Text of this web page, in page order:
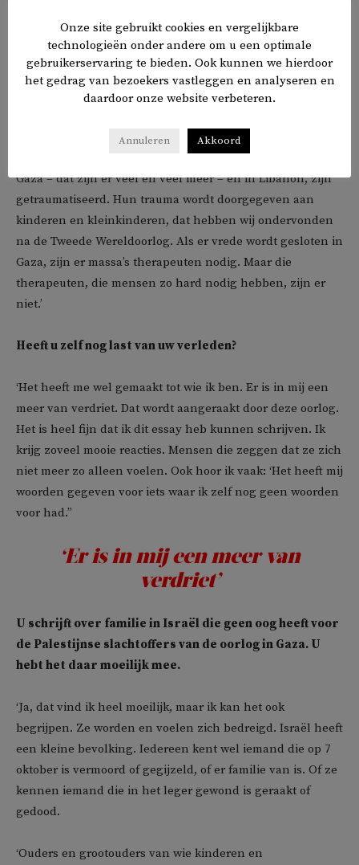
In uw essay staat u stil bij de gevolgen van de oorlog
‘Dat is wat me ook zo bedrukt. Slachtoffers in Israël en in
Gaza – dat zijn er veel en veel meer – en in Libanon, zijn
getraumatiseerd. Hun trauma wordt doorgegeven aan
kinderen en kleinkinderen, dat hebben wij ondervonden
na de Tweede Wereldoorlog. Als er vrede wordt gesloten in
Gaza, zijn er massa’s therapeuten nodig. Maar die
therapeuten, die mensen zo hard nodig hebben, zijn er
niet.’
Heeft u zelf nog last van uw verleden?
‘Het heeft me wel gemaakt tot wie ik ben. Er is in mij een
meer van verdriet. Dat wordt aangeraakt door deze oorlog.
Het is heel fijn dat ik dit essay heb kunnen schrijven. Ik
krijg zoveel mooie reacties. Mensen die zeggen dat ze zich
niet meer zo alleen voelen. Ook hoor ik vaak: ‘Het heeft mij
woorden gegeven voor iets waar ik zelf nog geen woorden
voor had.”
‘Er is in mij een meer van
verdriet’
U schrijft over familie in Israël die geen oog heeft voor
de Palestijnse slachtoffers van de oorlog in Gaza. U
hebt het daar moeilijk mee.
‘Ja, dat vind ik heel moeilijk, maar ik kan het ook
begrijpen. Ze worden en voelen zich bedreigd. Israël heeft
een kleine bevolking. Iedereen kent wel iemand die op 7
oktober is vermoord of gegijzeld, of er familie van is. Of ze
kennen iemand die in het leger gewond is geraakt of
gedood.
‘Ouders en grootouders van wie kinderen en
Onze site gebruikt cookies en vergelijkbare
technologieën onder andere om u een optimale
gebruikerservaring te bieden. Ook kunnen we hierdoor
het gedrag van bezoekers vastleggen en analyseren en
daardoor onze website verbeteren.
Annuleren Akkoord